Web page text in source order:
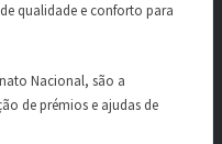
qualidade e conforto para
Nacional, são a
de prémios e ajudas de